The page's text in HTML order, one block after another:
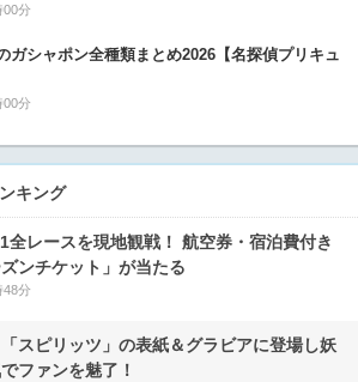
00分
ガシャポン全種類まとめ2026【名探偵プリキュ
00分
キング
全レースを現地観戦！ 航空券・宿泊費付き
ズンチケット」が当たる
48分
スピリッツ」の表紙＆グラビアに登場し妖
ファンを魅了！